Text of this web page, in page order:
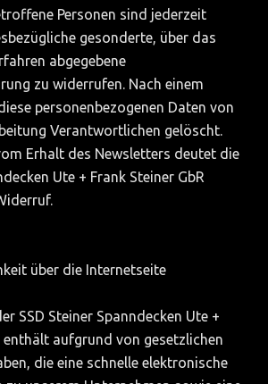
Personen sind jederzeit
gesonderte, über das
abgegebene
zu widerrufen. Nach einem
personenbezogenen Daten von
Verantwortlichen gelöscht.
Erhalt des Newsletters deutet die
Ute + Frank Steiner GbR
über die Internetseite
SSD Steiner Spanndecken Ute +
enthält aufgrund von gesetzlichen
die eine schnelle elektronische